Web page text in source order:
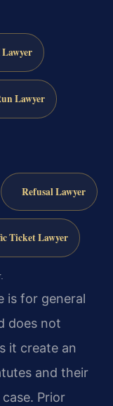
Lawyer
Refusal Lawyer
Ticket Lawyer
is for general
does not
it create an
and their
Prior